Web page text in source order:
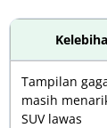
Tampilan
masih
SUV lawas